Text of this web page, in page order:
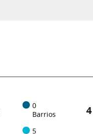
0
Barrios
5
4